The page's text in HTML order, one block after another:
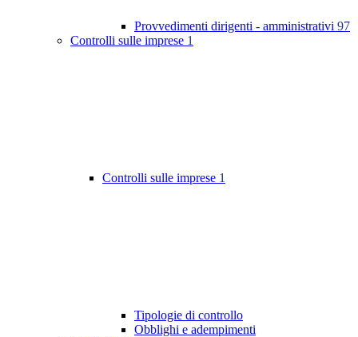
Provvedimenti dirigenti - amministrativi 97
Controlli sulle imprese 1
Controlli sulle imprese 1
Tipologie di controllo
Obblighi e adempimenti